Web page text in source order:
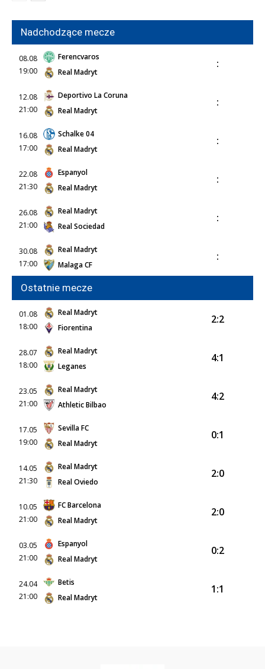
Nadchodzące mecze
08.08
19:00
Ferencvaros
Real Madryt
:
12.08
21:00
Deportivo La Coruna
Real Madryt
:
16.08
17:00
Schalke 04
Real Madryt
:
22.08
21:30
Espanyol
Real Madryt
:
26.08
21:00
Real Madryt
Real Sociedad
:
30.08
17:00
Real Madryt
Malaga CF
:
Ostatnie mecze
01.08
18:00
Real Madryt
Fiorentina
2:2
28.07
18:00
Real Madryt
Leganes
4:1
23.05
21:00
Real Madryt
Athletic Bilbao
4:2
17.05
19:00
Sevilla FC
Real Madryt
0:1
14.05
21:30
Real Madryt
Real Oviedo
2:0
10.05
21:00
FC Barcelona
Real Madryt
2:0
03.05
21:00
Espanyol
Real Madryt
0:2
24.04
21:00
Betis
Real Madryt
1:1